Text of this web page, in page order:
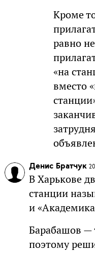
Кроме
равно
«на
вместо
Денис Братчук
В Харькове
станции
и
Барабашов —
поэтому